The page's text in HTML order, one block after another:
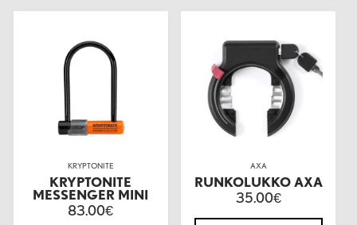
KRYPTONITE
KRYPTONITE
MESSENGER MINI
83.00€
AXA
RUNKOLUKKO AXA
35.00€